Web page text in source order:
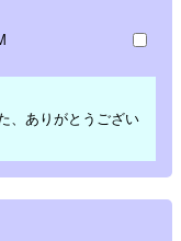
、ありがとうござい